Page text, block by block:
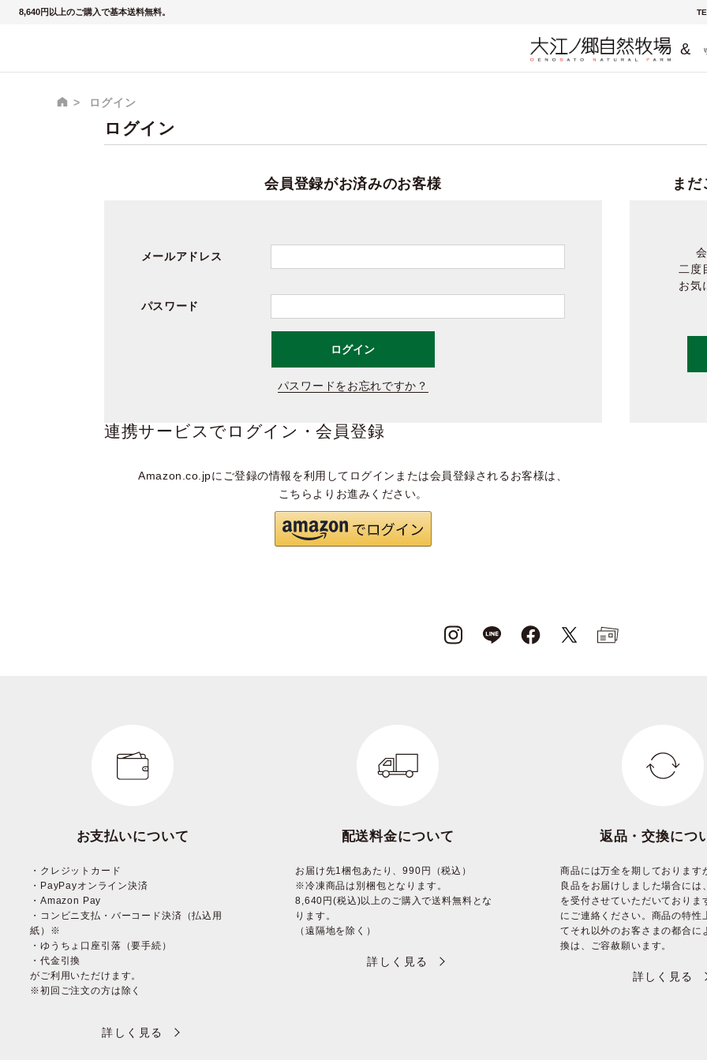
8,640円以上のご購入で基本送料無料。
&
ログイン
ログイン
会員登録がお済みのお客様
メールアドレス
パスワード
ログイン
パスワードをお忘れですか？
まだ
二度
お気
連携サービスでログイン・会員登録
Amazon.co.jpにご登録の情報を利用して ログインまたは会員登録されるお客様は、
こちらよりお進みください。
お支払いについて
・クレジットカード
・PayPayオンライン決済
・Amazon Pay
・コンビニ支払・バーコード決済（払込用
紙）※
・ゆうちょ口座引落（要手続）
・代金引換
がご利用いただけます。
※初回ご注文の方は除く
詳しく見る
配送料金について
お届け先1梱包あたり、990円（税込）
※冷凍商品は別梱包となります。
8,640円(税込)以上のご購入で送料無料とな
ります。
（遠隔地を除く）
詳しく見る
返品・交換につ
商品には万全を期しております
良品をお届けしました場合には
を受付させていただいておりま
にご連絡ください。商品の特性
てそれ以外のお客さまの都合に
換は、ご容赦願います。
詳しく見る